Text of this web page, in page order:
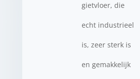
gietvloer, die
echt industrieel
is, zeer sterk is
en gemakkelijk